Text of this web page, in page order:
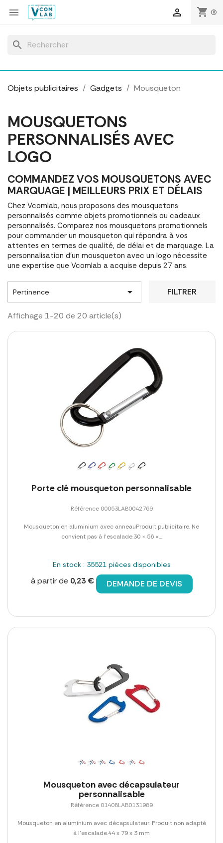
 shopping_cart (0)

search
Objets publicitaires Gadgets Mousqueton
MOUSQUETONS
PERSONNALISÉS AVEC
LOGO
COMMANDEZ VOS MOUSQUETONS AVEC
MARQUAGE | MEILLEURS PRIX ET DÉLAIS
Chez Vcomlab, nous proposons des mousquetons
personnalisés comme objets promotionnels ou cadeaux
personnalisés. Comparez nos mousquetons promotionnels
pour commander un mousqueton qui répondra à vos
attentes en termes de qualité, de délai et de marquage. La
personnalisation d'un mousqueton avec un logo nécessite
une expertise que Vcomlab a acquise depuis 27 ans.
Pertinence  FILTRER
Affichage 1-20 de 20 article(s)
Porte clé mousqueton personnalisable
Référence 00053LAB0042769
Mousqueton en aluminium avec anneauProduit publicitaire. Ne
convient pas à l'escalade.30 × 56 ×...
En stock : 35521 pièces disponibles
à partir de 0,23 € DEMANDE DE DEVIS
Mousqueton avec décapsulateur
personnalisable
Référence 01408LAB0131989
Mousqueton en aluminium avec décapsulateur. Produit non adapté
à l'escalade.44 x 79 x 3 mm
Panneau de gestion des cookies